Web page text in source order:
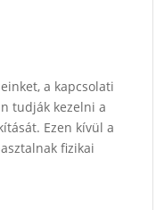
a kapcsolati
tudják kezelni a
Ezen kívül a
fizikai